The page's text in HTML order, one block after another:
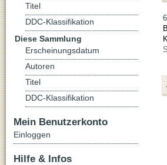
Titel
DDC-Klassifikation
Diese Sammlung
Erscheinungsdatum
Autoren
Titel
DDC-Klassifikation
Mein Benutzerkonto
Einloggen
Hilfe & Infos